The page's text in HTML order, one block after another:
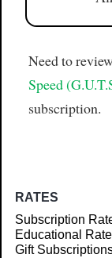
Need to
Speed
subscription.
RATES
Subscription
Educational
Gift